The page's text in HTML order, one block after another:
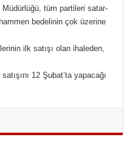
Mü­dür­lü­ğü, tüm par­ti­le­ri sa­tar­
be­de­li­nin çok üze­ri­ne
ilk sa­tı­şı olan iha­le­den,
12 Şubat’ta ya­pa­ca­ğı